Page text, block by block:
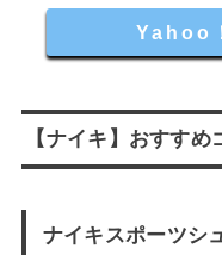
Yahoo
【ナイキ】おすす
ナイキスポーツシ